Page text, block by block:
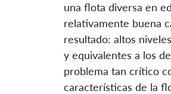
una flota diversa en
relativamente buena
resultado: altos
y equivalentes a los
problema tan crítico
características de la